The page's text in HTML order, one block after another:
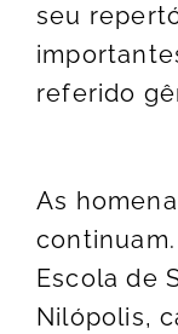
seu
referido
As
Escola de
Nilópolis,